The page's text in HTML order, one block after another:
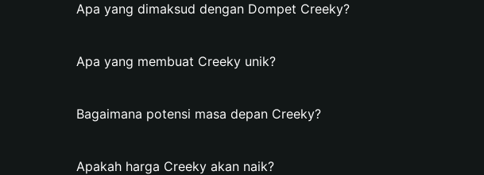
Apa yang dimaksud dengan Dompet Creeky?
Apa yang membuat Creeky unik?
Bagaimana potensi masa depan Creeky?
Apakah harga Creeky akan naik?